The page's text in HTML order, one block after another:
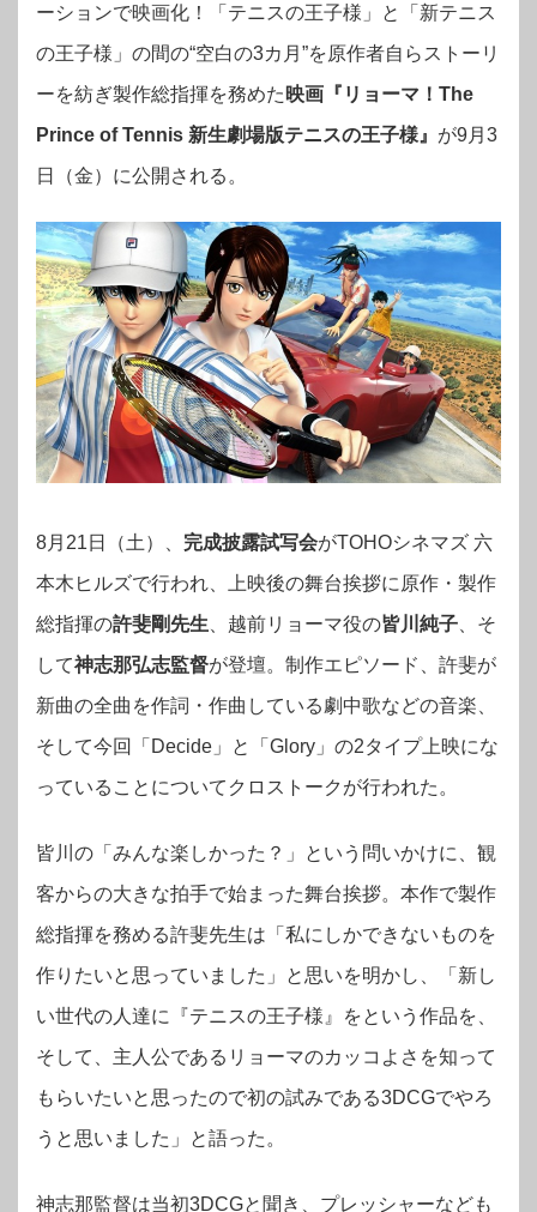
ーションで映画化！「テニスの王子様」と「新テニス
の王子様」の間の“空白の3カ月”を原作者自らストーリ
ーを紡ぎ製作総指揮を務めた 映画『リョーマ！The
Prince of Tennis 新生劇場版テニスの王子様』 が9月3
日（金）に公開される。
8月21日（土）、 完成披露試写会がTOHOシネマズ 六
本木ヒルズで行われ、上映後の舞台挨拶に原作・製作
総指揮の許斐剛先生 、越前リョーマ役の皆川純子 、そ
して神志那弘志監督が登壇。 制作エピソード、許斐が
新曲の全曲を作詞・作曲している劇中歌などの音楽、
そして今回「Decide」と「Glory」の2タイプ上映にな
っていることについてクロストークが行われた。
皆川の「みんな楽しかった？」という問いかけに、観
客からの大きな拍手で始まった舞台挨拶。本作で製作
総指揮を務める許斐先生は「私にしかできないものを
作りたいと思っていました」と思いを明かし、「新し
い世代の人達に『テニスの王子様』をという作品を、
そして、主人公であるリョーマのカッコよさを知って
もらいたいと思ったので初の試みである3DCGでやろ
うと思いました」と語った。
神志那監督は当初3DCGと聞き、プレッシャーなども